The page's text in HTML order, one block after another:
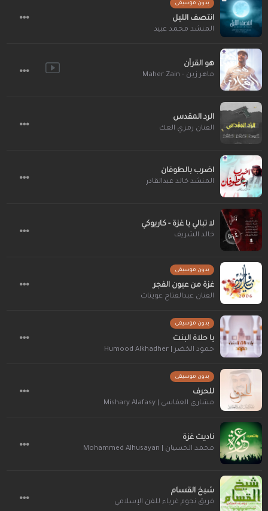
بدون موسيقى
انتصف الليل
المنشد محمد عبيد
هو القرآن
ماهر زين - Maher Zain
الرد المقدس
الفنان رمزي العك
اضرب بالطوفان
المنشد خالد عبدالقادر
لا تبالي يا غزة - كاريوكي
خالد الشريف
بدون موسيقى
غزة من عيون الفجر
الفنان عبدالفتاح عوينات
بدون موسيقى
يا حلاة البنت
حمود الخضر | Humood Alkhadher
بدون موسيقى
للحرف
مشاري العفاسي | Mishary Alafasy
ناديت غزة
محمد الحسيان | Mohammed Alhusayan
شيخ القسام
فريق نجوم غرباء للفن الإسلامي